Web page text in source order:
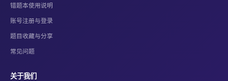
错题本使用说明
账号注册与登录
题目收藏与分享
常见问题
关于我们